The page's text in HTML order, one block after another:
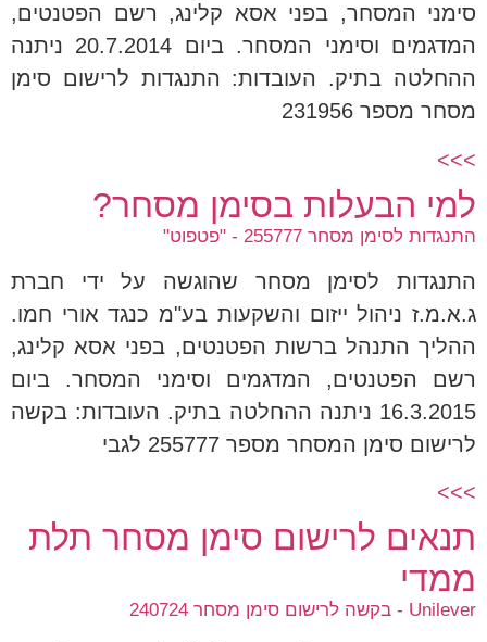
סימני המסחר, בפני אסא קלינג, רשם הפטנטים,
המדגמים וסימני המסחר. ביום 20.7.2014 ניתנה
ההחלטה בתיק. העובדות: התנגדות לרישום סימן
מסחר מספר 231956
>>>
למי הבעלות בסימן מסחר?
התנגדות לסימן מסחר 255777 - "פטפוט"
התנגדות לסימן מסחר שהוגשה על ידי חברת
ג.א.מ.ז ניהול ייזום והשקעות בע"מ כנגד אורי חמו.
ההליך התנהל ברשות הפטנטים, בפני אסא קלינג,
רשם הפטנטים, המדגמים וסימני המסחר. ביום
16.3.2015 ניתנה ההחלטה בתיק. העובדות: בקשה
לרישום סימן המסחר מספר 255777 לגבי
>>>
תנאים לרישום סימן מסחר תלת
ממדי
Unilever - בקשה לרישום סימן מסחר 240724